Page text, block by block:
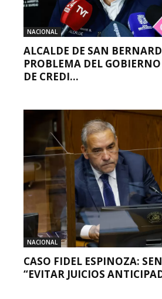
NACIONAL
ALCALDE DE SAN
PROBLEMA DEL
DE CREDI...
NACIONAL
CASO FIDEL ESPINOZA:
“EVITAR JUICIOS